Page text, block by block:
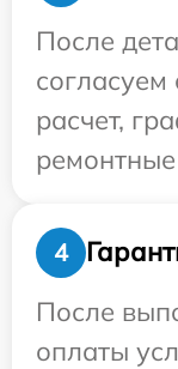
После
расчет,
4
После
оплаты